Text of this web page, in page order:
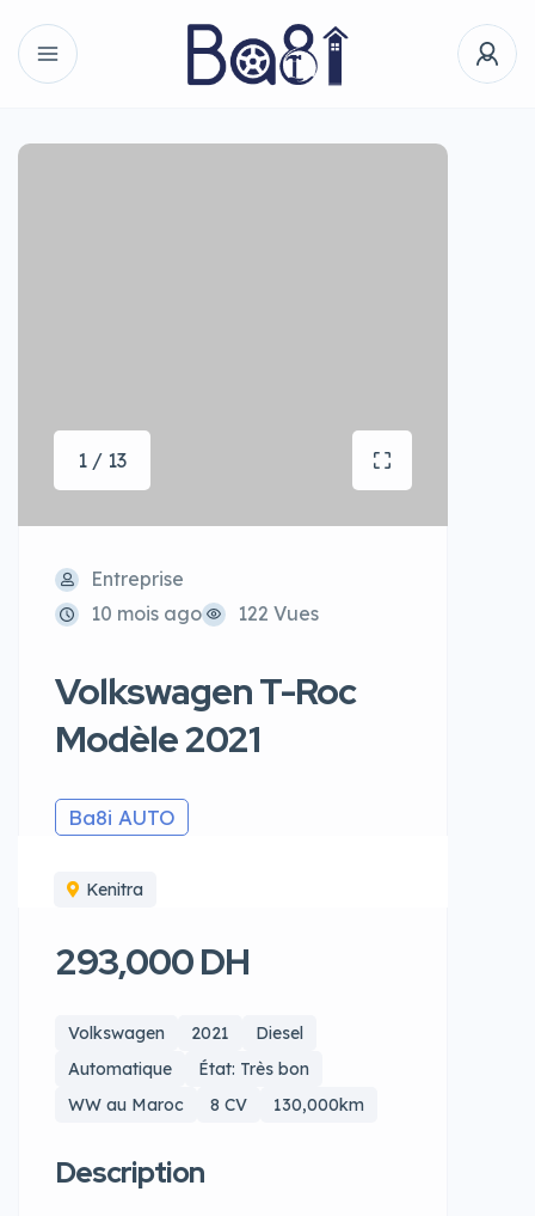
1 / 13
Entreprise
10 mois ago
122 Vues
Volkswagen T-Roc
Modèle 2021
Ba8i AUTO
Kenitra
293,000 DH
Volkswagen 2021
Diesel
Automatique
État: Très bon
WW au Maroc
8 CV 130,000km
Description